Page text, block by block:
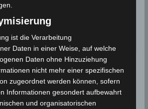
eine Rekordtemperatur von
Dieser Rekord…
(Meteorologie)
ist die Verarbeitung
Daten in einer Weise, auf welche
Daten ohne Hinzuziehung
nicht mehr einer spezifischen
zugeordnet werden können, sofern
Informationen gesondert aufbewahrt
und organisatorischen